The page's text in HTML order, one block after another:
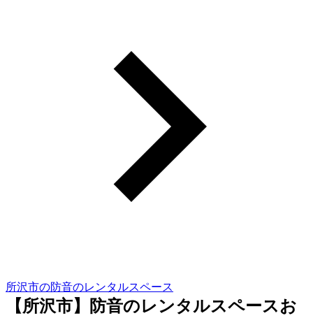
所沢市の防音のレンタルスペース
【所沢市】防音のレンタルスペースお